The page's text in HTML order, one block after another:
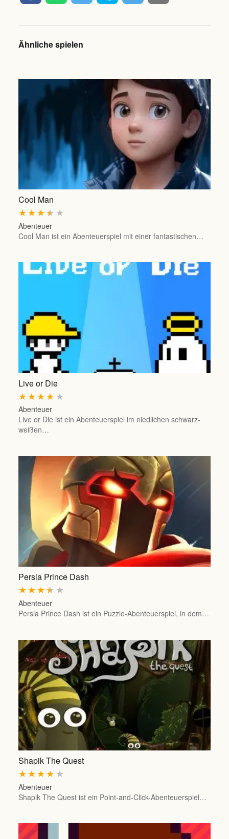
Ähnliche spielen
Cool Man
★
★
★
★
★
Abenteuer
Cool Man ist ein Abenteuerspiel mit einer fantastischen…
Live or Die
★
★
★
★
★
Abenteuer
Live or Die ist ein Abenteuerspiel im niedlichen schwarz-
weißen…
Persia Prince Dash
★
★
★
★
★
Abenteuer
Persia Prince Dash ist ein Puzzle-Abenteuerspiel, in dem…
Shapik The Quest
★
★
★
★
★
Abenteuer
Shapik The Quest ist ein Point-and-Click-Abenteuerspiel…